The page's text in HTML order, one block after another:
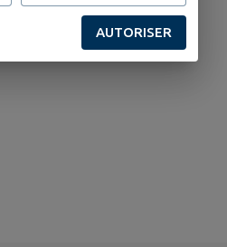
AUTORISER